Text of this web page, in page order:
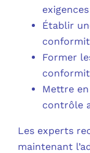
Établir
Former
Mettre
contrôle
Les experts
maintenant